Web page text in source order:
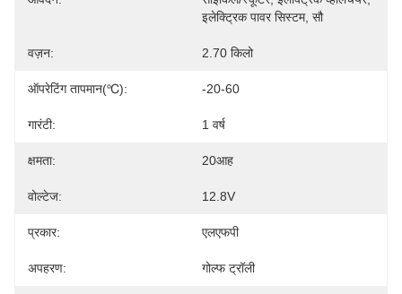
इलेक्ट्रिक पावर सिस्टम, सौ
वज़न: 2.70 किलो
ऑपरेटिंग तापमान(℃): -20-60
गारंटी: 1 वर्ष
क्षमता: 20आह
वोल्टेज: 12.8V
प्रकार: एलएफपी
अपहरण: गोल्फ ट्रॉली